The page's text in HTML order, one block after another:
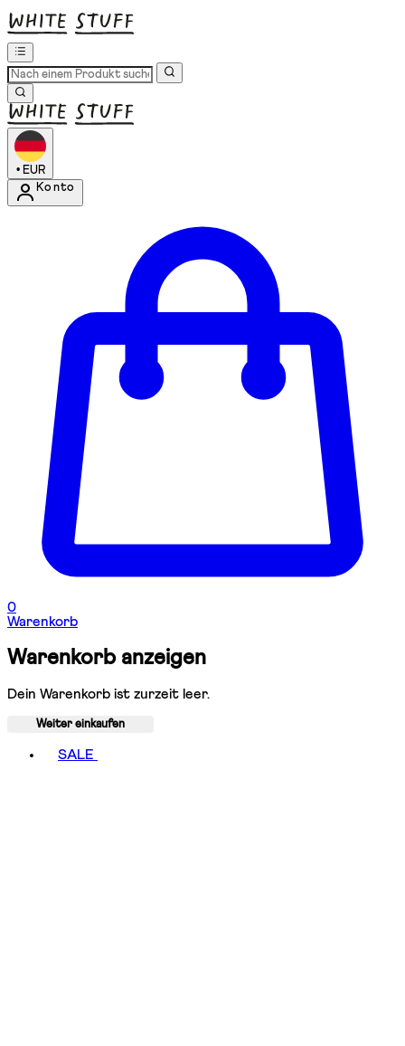
• EUR
Konto
0
Warenkorb
Warenkorb anzeigen
Dein Warenkorb ist zurzeit leer.
Weiter einkaufen
SALE